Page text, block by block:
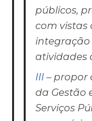
públicos,
com vistas
integração
atividades
III – propor
da Gestão
Serviços